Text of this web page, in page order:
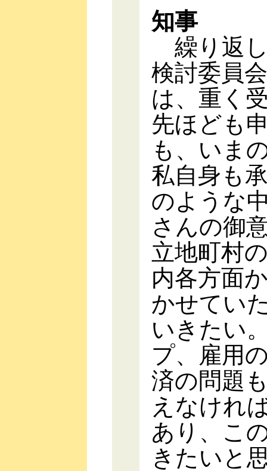
知事
繰り返
検討委員
は、重く
先ほども
も、いま
私自身も
のような
さんの御
立地町村
内各方面
かせてい
いきたい
プ、雇用
済の問題
えなけれ
あり、こ
きたいと